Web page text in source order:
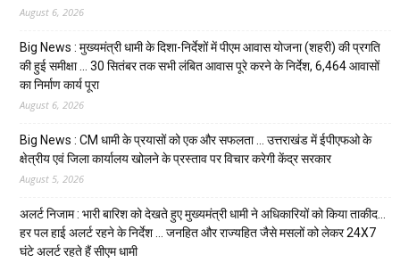
August 6, 2026
Big News : मुख्यमंत्री धामी के दिशा-निर्देशों में पीएम आवास योजना (शहरी) की प्रगति
की हुई समीक्षा … 30 सितंबर तक सभी लंबित आवास पूरे करने के निर्देश, 6,464 आवासों
का निर्माण कार्य पूरा
August 6, 2026
Big News : CM धामी के प्रयासों को एक और सफलता … उत्तराखंड में ईपीएफओ के
क्षेत्रीय एवं जिला कार्यालय खोलने के प्रस्ताव पर विचार करेगी केंद्र सरकार
August 5, 2026
अलर्ट निजाम : भारी बारिश को देखते हुए मुख्यमंत्री धामी ने अधिकारियों को किया ताकीद…
हर पल हाई अलर्ट रहने के निर्देश … जनहित और राज्यहित जैसे मसलों को लेकर 24X7
घंटे अलर्ट रहते हैं सीएम धामी